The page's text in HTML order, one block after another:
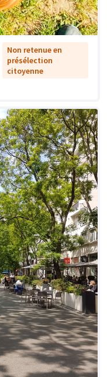
Non retenue en
présélection
citoyenne